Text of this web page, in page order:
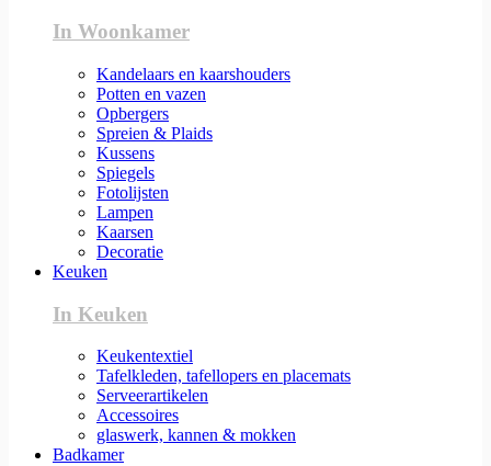
In Woonkamer
Kandelaars en kaarshouders
Potten en vazen
Opbergers
Spreien & Plaids
Kussens
Spiegels
Fotolijsten
Lampen
Kaarsen
Decoratie
Keuken
In Keuken
Keukentextiel
Tafelkleden, tafellopers en placemats
Serveerartikelen
Accessoires
glaswerk, kannen & mokken
Badkamer